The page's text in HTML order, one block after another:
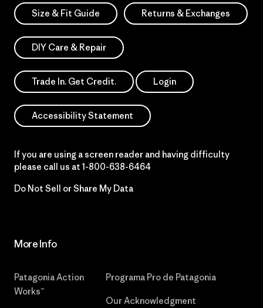
Size & Fit Guide Returns & Exchanges
DIY Care & Repair
Trade In. Get Credit. Login
Accessibility Statement
If you are using a screen reader and having difficulty
please call us at 1-800-638-6464
Do Not Sell or Share My Data
More Info
Patagonia Action
Works™
Programa Pro de Patagonia
Our Acknowledgment